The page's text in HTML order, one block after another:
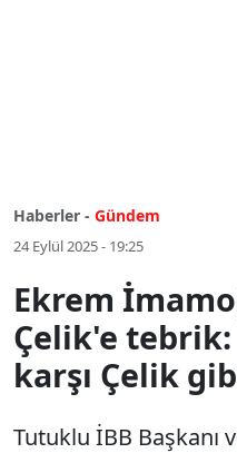
Haberler - Gündem
24 Eylül 2025 - 19:25
Ekrem
Çelik'e
karşı Çelik
Tutuklu İBB Başkanı